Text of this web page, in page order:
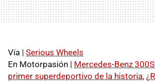
Vía | Serious Wheels
En Motorpasión | Mercedes-Benz
primer superdeportivo de la historia,